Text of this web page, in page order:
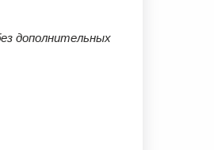
дополнительных